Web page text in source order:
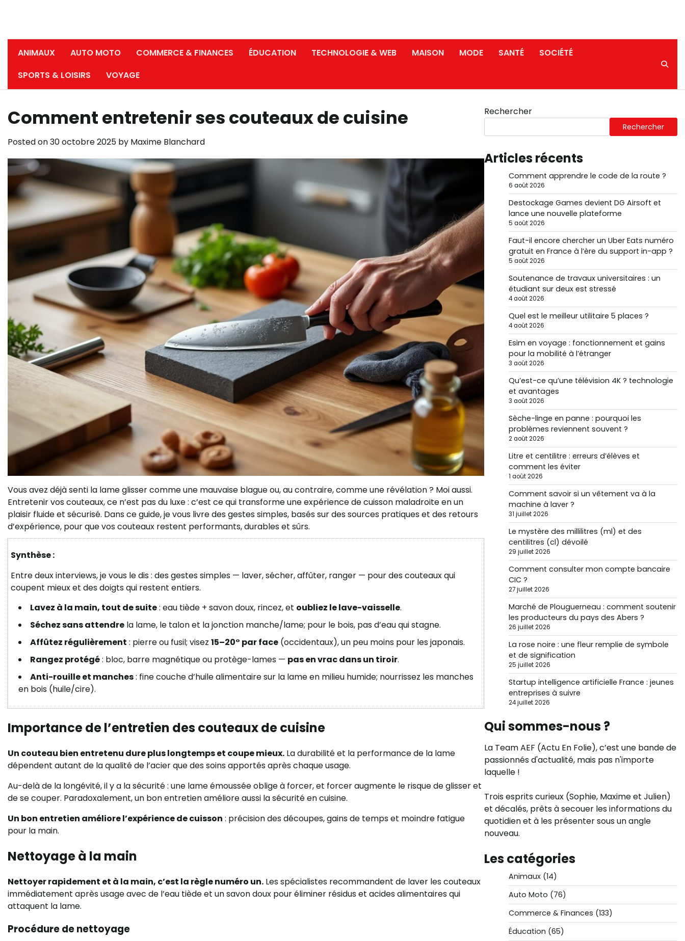
ANIMAUX AUTO MOTO COMMERCE & FINANCES ÉDUCATION TECHNOLOGIE & WEB MAISON MODE SANTÉ
SOCIÉTÉ
SPORTS & LOISIRS
VOYAGE
Comment entretenir ses couteaux de cuisine
Posted on30 octobre 2025 by Maxime Blanchard
Vous avez déjà senti la lame glisser comme une mauvaise blague ou, au contraire, comme une révélation ? Moi aussi.
Entretenir vos couteaux, ce n’est pas du luxe : c’est ce qui transforme une expérience de cuisson maladroite en un
plaisir fluide et sécurisé. Dans ce guide, je vous livre des gestes simples, basés sur des sources pratiques et des retours
d’expérience, pour que vos couteaux restent performants, durables et sûrs.
Synthèse :
Entre deux interviews, je vous le dis : des gestes simples — laver, sécher, affûter, ranger — pour des couteaux qui
coupent mieux et des doigts qui restent entiers.
Lavez à la main, tout de suite: eau tiède + savon doux, rincez, et oubliez le lave-vaisselle.
Séchez sans attendre la lame, le talon et la jonction manche/lame; pour le bois, pas d’eau qui stagne.
Affûtez régulièrement : pierre ou fusil; visez 15–20° par face (occidentaux), un peu moins pour les japonais.
Rangez protégé: bloc, barre magnétique ou protège-lames — pas en vrac dans un tiroir.
Anti-rouille et manches: fine couche d’huile alimentaire sur la lame en milieu humide; nourrissez les manches
en bois (huile/cire).
Importance de l’entretien des couteaux de cuisine
Un couteau bien entretenu dure plus longtemps et coupe mieux. La durabilité et la performance de la lame
dépendent autant de la qualité de l’acier que des soins apportés après chaque usage.
Au-delà de la longévité, il y a la sécurité : une lame émoussée oblige à forcer, et forcer augmente le risque de glisser et
de se couper. Paradoxalement, un bon entretien améliore aussi la sécurité en cuisine.
Un bon entretien améliore l’expérience de cuisson : précision des découpes, gains de temps et moindre fatigue
pour la main.
Nettoyage à la main
Nettoyer rapidement et à la main, c’est la règle numéro un. Les spécialistes recommandent de laver les couteaux
immédiatement après usage avec de l’eau tiède et un savon doux pour éliminer résidus et acides alimentaires qui
attaquent la lame.
Procédure de nettoyage
Rechercher
Rechercher
Articles récents
Comment apprendre le code de la route ?
6 août 2026
Destockage Games devient DG Airsoft et
lance une nouvelle plateforme
5 août 2026
Faut-il encore chercher un Uber Eats numéro
gratuit en France à l’ère du support in-app ?
5 août 2026
Soutenance de travaux universitaires : un
étudiant sur deux est stressé
4 août 2026
Quel est le meilleur utilitaire 5 places ?
4 août 2026
Esim en voyage : fonctionnement et gains
pour la mobilité à l’étranger
3 août 2026
Qu’est-ce qu’une télévision 4K ? technologie
et avantages
3 août 2026
Sèche-linge en panne : pourquoi les
problèmes reviennent souvent ?
2 août 2026
Litre et centilitre : erreurs d’élèves et
comment les éviter
1 août 2026
Comment savoir si un vêtement va à la
machine à laver ?
31 juillet 2026
Le mystère des millilitres (ml) et des
centilitres (cl) dévoilé
29 juillet 2026
Comment consulter mon compte bancaire
CIC ?
27 juillet 2026
Marché de Plouguerneau : comment soutenir
les producteurs du pays des Abers ?
26 juillet 2026
La rose noire : une fleur remplie de symbole
et de signification
25 juillet 2026
Startup intelligence artificielle France : jeunes
entreprises à suivre
24 juillet 2026
Qui sommes-nous ?
La Team AEF (Actu En Folie), c’est une bande de
passionnés d'actualité, mais pas n'importe
laquelle !
Trois esprits curieux (Sophie, Maxime et Julien)
et décalés, prêts à secouer les informations du
quotidien et à les présenter sous un angle
nouveau.
Les catégories
Animaux(14)
Auto Moto (76)
Commerce & Finances (133)
Éducation (65)